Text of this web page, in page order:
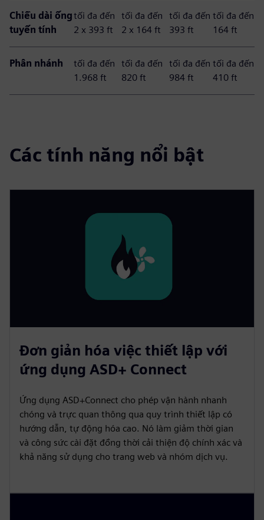
Chiều dài ống
tuyến tính
tối đa đến
2 x 393 ft
tối đa đến
2 x 164 ft
tối đa đến
393 ft
tối đa đến
164 ft
Phân nhánh
tối đa đến
1.968 ft
tối đa đến
820 ft
tối đa đến
984 ft
tối đa đến
410 ft
Các tính năng nổi bật
Đơn giản hóa việc thiết lập với
ứng dụng ASD+ Connect
Ứng dụng ASD+Connect cho phép vận hành nhanh
chóng và trực quan thông qua quy trình thiết lập có
hướng dẫn, tự động hóa cao. Nó làm giảm thời gian
và công sức cài đặt đồng thời cải thiện độ chính xác và
khả năng sử dụng cho trang web và nhóm dịch vụ.